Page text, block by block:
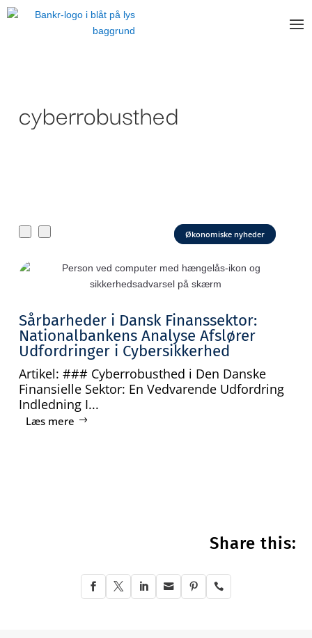
cyberrobusthed
Økonomiske nyheder
Sårbarheder i Dansk Finanssektor:
Nationalbankens Analyse Afslører
Udfordringer i Cybersikkerhed
Artikel: ### Cyberrobusthed i Den Danske
Finansielle Sektor: En Vedvarende Udfordring
Indledning I...
Læs mere
Share this:
     